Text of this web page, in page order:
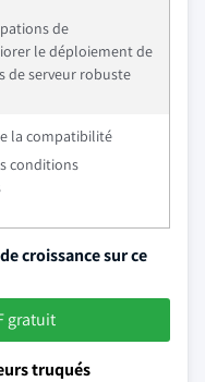
de
le déploiement de
de serveur robuste
la compatibilité
conditions
croissance sur ce
gratuit
truqués